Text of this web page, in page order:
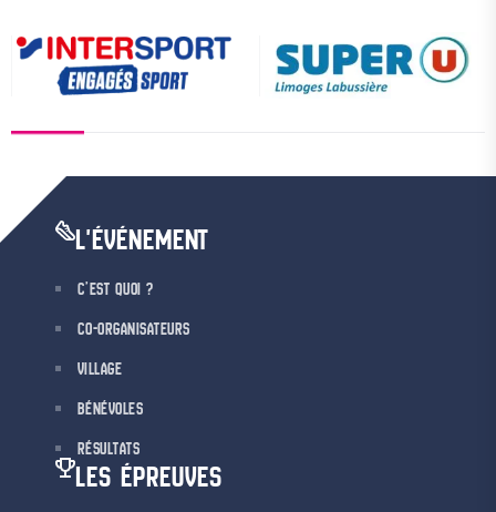
L'ÉVÉNEMENT
C’EST QUOI ?
CO-ORGANISATEURS
VILLAGE
BÉNÉVOLES
RÉSULTATS
LES ÉPREUVES